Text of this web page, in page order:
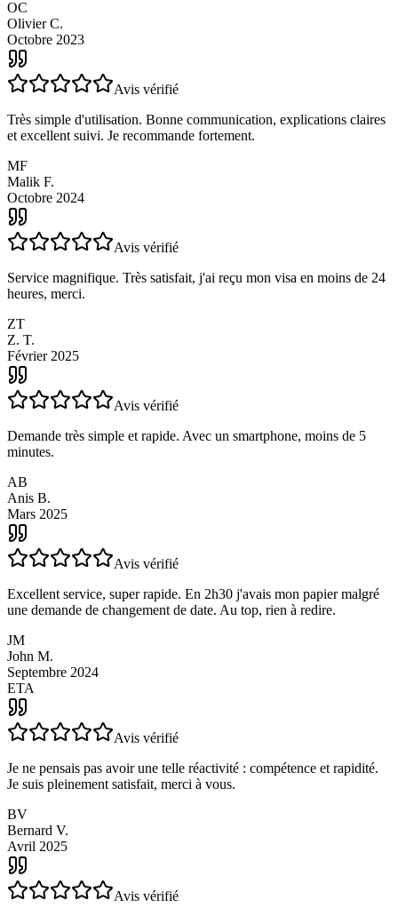
qui répond sur ce qui ne convient pas et accuse réception est très
rassurant.
OC
Olivier C.
Octobre 2023
Avis vérifié
Très simple d'utilisation. Bonne communication, explications claires
et excellent suivi. Je recommande fortement.
MF
Malik F.
Octobre 2024
Service magnifique. Très satisfait, j'ai reçu mon visa en moins de 24
heures, merci.
ZT
Z. T.
Février 2025
Demande très simple et rapide. Avec un smartphone, moins de 5
minutes.
AB
Anis B.
Mars 2025
Avis vérifié
Excellent service, super rapide. En 2h30 j'avais mon papier malgré
une demande de changement de date. Au top, rien à redire.
JM
John M.
Septembre 2024
ETA
Avis vérifié
Je ne pensais pas avoir une telle réactivité : compétence et rapidité.
Je suis pleinement satisfait, merci à vous.
BV
Bernard V.
Avril 2025